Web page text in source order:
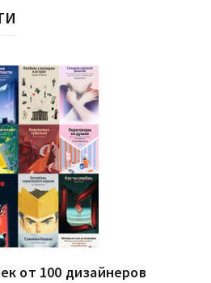
от 100 дизайнеров